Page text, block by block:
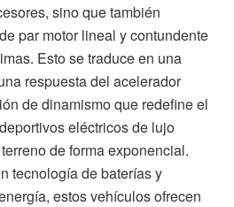
sino que también
par motor lineal y contundente
Esto se traduce en una
respuesta del acelerador
de dinamismo que redefine el
eléctricos de lujo
de forma exponencial.
tecnología de baterías y
estos vehículos ofrecen